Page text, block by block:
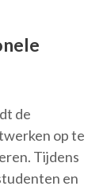
de
op te
Tijdens
en